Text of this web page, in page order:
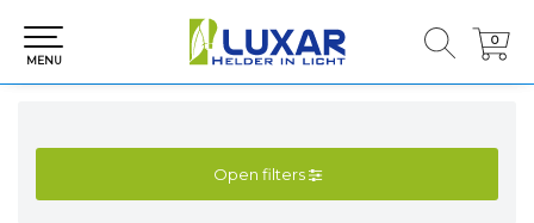
0
0
MENU
Open filters